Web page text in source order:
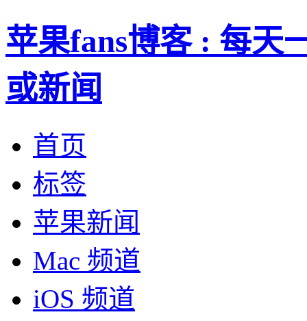
苹果fans博客 : 每天
或新闻
首页
标签
苹果新闻
Mac 频道
iOS 频道